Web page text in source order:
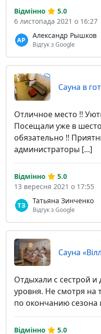
Александр Рышков
Відгук з Google
Відмінно
5.0
6 листопада 2021 о 16:27
Сауна в
Отличное место !!
Посещали уже в
обязательно !!
администраторы [...]
Татьяна Зинченко
Відгук з Google
Відмінно
5.0
13 вересня 2021 о 17:55
Сауна
Отдыхали с сестрой
уровня. Не смотря на
по окончанию сезона
Відмінно
5.0